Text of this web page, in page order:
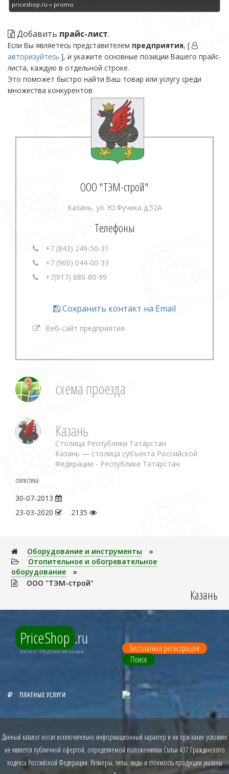
priceshop.ru » promo
Добавить прайс-лист.
Если Вы являетесь представителем предприятия, [
авторизуйтесь ], и укажите основные позиции Вашего прайс-
листа, каждую в отдельной строке.
Это поможет быстро найти Ваш товар или услугу среди
множества конкурентов.
ООО "ТЭМ-строй"
Казань, ул. Ю.Фучика д.52А
Телефоны
+7 (843) 249-50-31
+7 (960) 044-00-33
+7(917) 880-80-99
Сохранить контакт на Email
Веб-сайт предприятия
схема проезда
Казань
Столица Республики Татарстан
Казань — столица субъекта Российской
Федерации - Республики Татарстан.
статистика
30-07-2013
23-03-2020
2135
Оборудование и инструменты
»
Отопительное и обогревательное
оборудование
»
ООО "ТЭМ-строй"
Казань
PriceShop .ru
КАТАЛОГ ПРЕДПРИЯТИЙ КАЗАНИ
Бесплатная регистрация
Поиск
ПЛАТНЫЕ УСЛУГИ
Данный каталог носит исключительно информационный характер и ни при каких условиях
не является публичной офертой, определяемой положениями Статьи 437 Гражданского
кодекса Российской Федерации. Размеры, типы, виды и стоимость продукции указаны